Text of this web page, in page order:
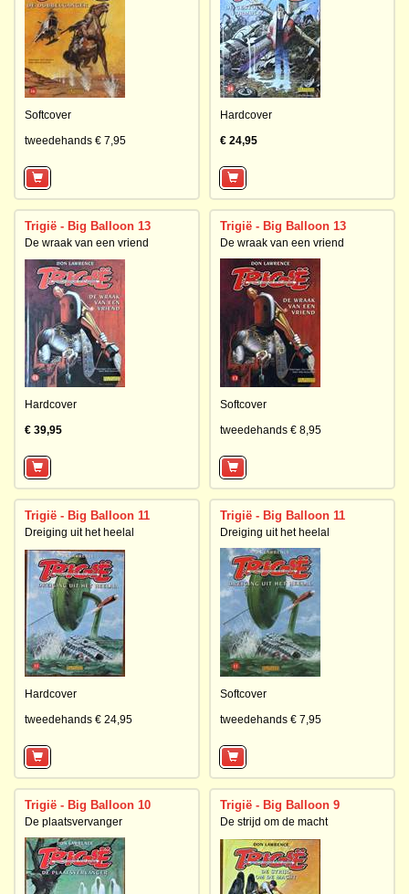
Softcover
tweedehands € 7,95
Hardcover
€ 24,95
Trigië - Big Balloon 13
De wraak van een vriend
Hardcover
€ 39,95
Trigië - Big Balloon 13
De wraak van een vriend
Softcover
tweedehands € 8,95
Trigië - Big Balloon 11
Dreiging uit het heelal
Hardcover
tweedehands € 24,95
Trigië - Big Balloon 11
Dreiging uit het heelal
Softcover
tweedehands € 7,95
Trigië - Big Balloon 10
De plaatsvervanger
Trigië - Big Balloon 9
De strijd om de macht